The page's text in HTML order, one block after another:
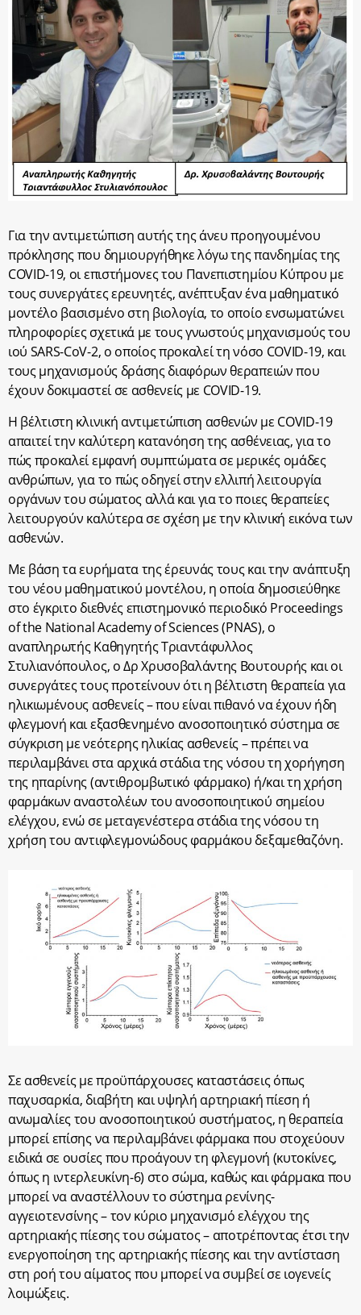
Για την αντιμετώπιση αυτής της άνευ προηγουμένου
πρόκλησης που δημιουργήθηκε λόγω της πανδημίας της
COVID-19, οι επιστήμονες του Πανεπιστημίου Κύπρου με
τους συνεργάτες ερευνητές, ανέπτυξαν ένα μαθηματικό
μοντέλο βασισμένο στη βιολογία, το οποίο ενσωματώνει
πληροφορίες σχετικά με τους γνωστούς μηχανισμούς του
ιού SARS-CoV-2, ο οποίος προκαλεί τη νόσο COVID-19, και
τους μηχανισμούς δράσης διαφόρων θεραπειών που
έχουν δοκιμαστεί σε ασθενείς με COVID-19.
Η βέλτιστη κλινική αντιμετώπιση ασθενών με COVID-19
απαιτεί την καλύτερη κατανόηση της ασθένειας, για το
πώς προκαλεί εμφανή συμπτώματα σε μερικές ομάδες
ανθρώπων, για το πώς οδηγεί στην ελλιπή λειτουργία
οργάνων του σώματος αλλά και για το ποιες θεραπείες
λειτουργούν καλύτερα σε σχέση με την κλινική εικόνα των
ασθενών.
Με βάση τα ευρήματα της έρευνάς τους και την ανάπτυξη
του νέου μαθηματικού μοντέλου, η οποία δημοσιεύθηκε
στο έγκριτο διεθνές επιστημονικό περιοδικό Proceedings
of the National Academy of Sciences (PNAS), ο
αναπληρωτής Καθηγητής Τριαντάφυλλος
Στυλιανόπουλος, ο Δρ Χρυσοβαλάντης Βουτουρής και οι
συνεργάτες τους προτείνουν ότι η βέλτιστη θεραπεία για
ηλικιωμένους ασθενείς – που είναι πιθανό να έχουν ήδη
φλεγμονή και εξασθενημένο ανοσοποιητικό σύστημα σε
σύγκριση με νεότερης ηλικίας ασθενείς – πρέπει να
περιλαμβάνει στα αρχικά στάδια της νόσου τη χορήγηση
της ηπαρίνης (αντιθρομβωτικό φάρμακο) ή/και τη χρήση
φαρμάκων αναστολέων του ανοσοποιητικού σημείου
ελέγχου, ενώ σε μεταγενέστερα στάδια της νόσου τη
χρήση του αντιφλεγμονώδους φαρμάκου δεξαμεθαζόνη.
Σε ασθενείς με προϋπάρχουσες καταστάσεις όπως
παχυσαρκία, διαβήτη και υψηλή αρτηριακή πίεση ή
ανωμαλίες του ανοσοποιητικού συστήματος, η θεραπεία
μπορεί επίσης να περιλαμβάνει φάρμακα που στοχεύουν
ειδικά σε ουσίες που προάγουν τη φλεγμονή (κυτοκίνες,
όπως η ιντερλευκίνη-6) στο σώμα, καθώς και φάρμακα που
μπορεί να αναστέλλουν το σύστημα ρενίνης-
αγγειοτενσίνης – τον κύριο μηχανισμό ελέγχου της
αρτηριακής πίεσης του σώματος – αποτρέποντας έτσι την
ενεργοποίηση της αρτηριακής πίεσης και την αντίσταση
στη ροή του αίματος που μπορεί να συμβεί σε ιογενείς
λοιμώξεις.